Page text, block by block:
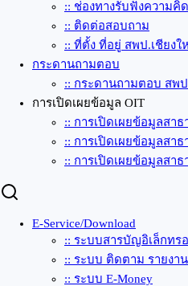
:: ช่องทางรับฟังความคิ
:: ติดต่อสอบถาม
:: ที่ตั้ง ที่อยู่ สพป.เชียงใ
กระดานถามตอบ
:: กระดานถามตอบ สพป
การเปิดเผยข้อมูล OIT
:: การเปิดเผยข้อมูลสา
:: การเปิดเผยข้อมูลสา
:: การเปิดเผยข้อมูลสา
E-Service/Download
:: ระบบสารบัญอิเล็กทร
:: ระบบ ติดตาม รายงา
:: ระบบ E-Money